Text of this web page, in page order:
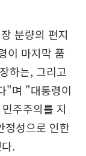
분량의 편지
이 마지막 품
하는, 그리고
"며 "대통령이
주주의를 지
정성으로 인한
.